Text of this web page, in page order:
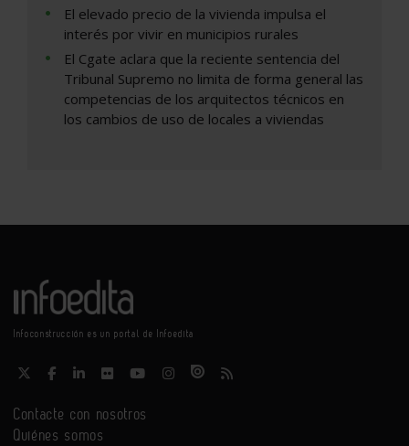
El elevado precio de la vivienda impulsa el
interés por vivir en municipios rurales
El Cgate aclara que la reciente sentencia del
Tribunal Supremo no limita de forma general las
competencias de los arquitectos técnicos en
los cambios de uso de locales a viviendas
Infoconstrucción es un portal de Infoedita
Contacte con nosotros
Quiénes somos